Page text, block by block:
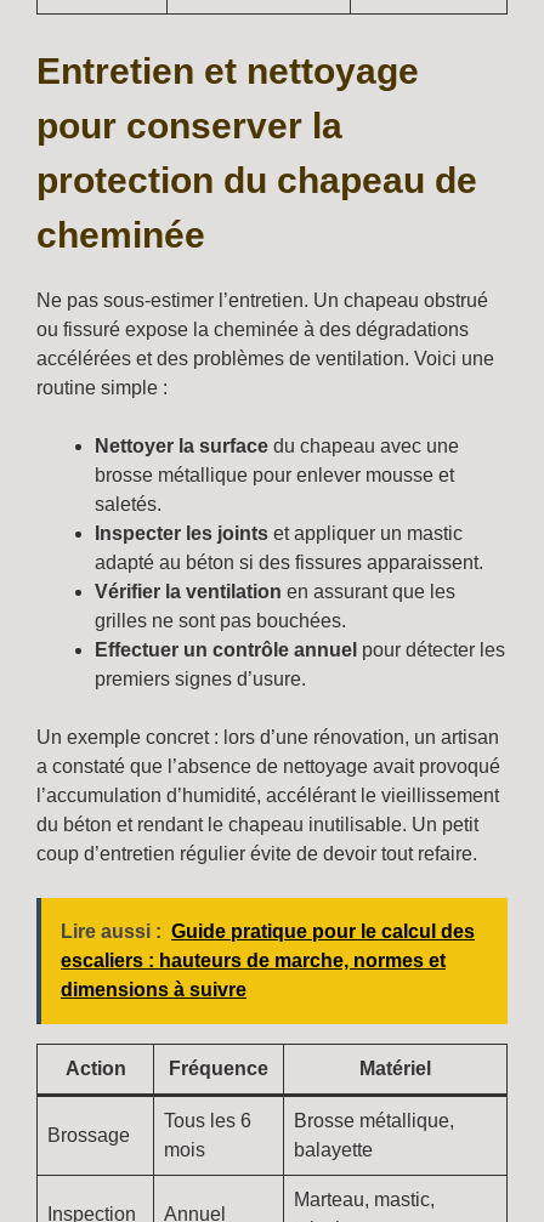
Entretien et nettoyage
pour conserver la
protection du chapeau de
cheminée
Ne pas sous-estimer l’entretien. Un chapeau obstrué
ou fissuré expose la cheminée à des dégradations
accélérées et des problèmes de ventilation. Voici une
routine simple :
Nettoyer la surface du chapeau avec une
brosse métallique pour enlever mousse et
saletés.
Inspecter les joints et appliquer un mastic
adapté au béton si des fissures apparaissent.
Vérifier la ventilation en assurant que les
grilles ne sont pas bouchées.
Effectuer un contrôle annuel pour détecter les
premiers signes d’usure.
Un exemple concret : lors d’une rénovation, un artisan
a constaté que l’absence de nettoyage avait provoqué
l’accumulation d’humidité, accélérant le vieillissement
du béton et rendant le chapeau inutilisable. Un petit
coup d’entretien régulier évite de devoir tout refaire.
Lire aussi : Guide pratique pour le calcul des
escaliers : hauteurs de marche, normes et
dimensions à suivre
Action Fréquence Matériel
Brossage
Tous les 6
mois
Brosse métallique,
balayette
Inspection Annuel
Marteau, mastic,